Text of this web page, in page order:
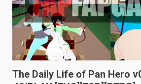
The Daily Life of Pan Hero